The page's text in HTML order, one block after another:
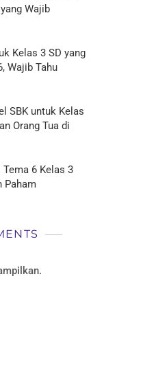
Wajib
Kelas 3 SD yang
Wajib Tahu
SBK untuk Kelas
Orang Tua di
6 Kelas 3
Paham